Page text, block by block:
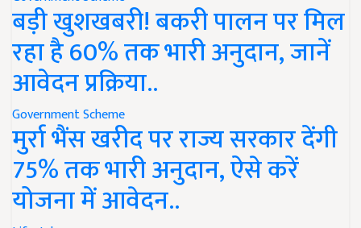
बड़ी खुशखबरी! बकरी पालन पर मिल
रहा है 60% तक भारी अनुदान, जानें
आवेदन प्रक्रिया..
Government Scheme
मुर्रा भैंस खरीद पर राज्य सरकार देंगी
75% तक भारी अनुदान, ऐसे करें
योजना में आवेदन..